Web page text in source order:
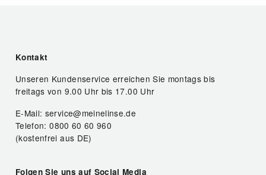
Kontakt
Unseren Kundenservice erreichen Sie montags bis
freitags von 9.00 Uhr bis 17.00 Uhr
E-Mail: service@meinelinse.de
Telefon: 0800 60 60 960
(kostenfrei aus DE)
Folgen Sie uns auf Social Media